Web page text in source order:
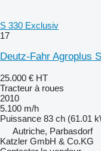
S 330 Exclusiv
17
Deutz-Fahr Agroplus
25.000 € HT
Tracteur à roues
2010
5.100 m/h
Puissance 83 ch (61.01
Autriche, Parbasdorf
Katzler GmbH & Co.KG